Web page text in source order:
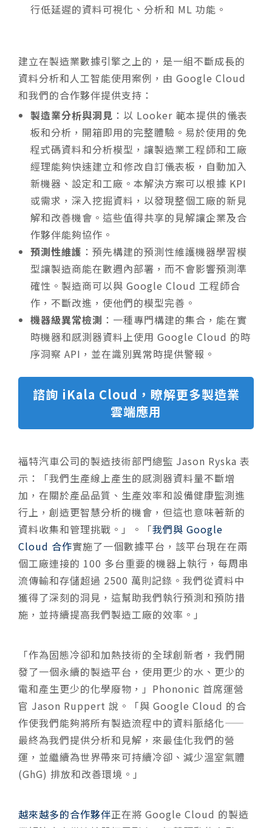
行低延遲的資料可視化、分析和 ML 功能。
建立在製造業數據引擎之上的，是一組不斷成長的
資料分析和人工智能使用案例，由 Google Cloud
和我們的合作夥伴提供支持：
製造業分析與洞見 ：以 Looker 範本提供的儀表
板和分析，開箱即用的完整體驗。易於使用的免
程式碼資料和分析模型，讓製造業工程師和工廠
經理能夠快速建立和修改自訂儀表板，自動加入
新機器、設定和工廠。本解決方案可以根據 KPI
或需求，深入挖掘資料，以發現整個工廠的新見
解和改善機會。這些值得共享的見解讓企業及合
作夥伴能夠協作。
預測性維護 ：預先構建的預測性維護機器學習模
型讓製造商能在數週內部署，而不會影響預測準
確性。製造商可以與 Google Cloud 工程師合
作，不斷改進，使他們的模型完善。
機器級異常檢測 ：一種專門構建的集合，能在實
時機器和感測器資料上使用 Google Cloud 的時
序洞察 API，並在識別異常時提供警報。
諮詢 iKala Cloud，瞭解更多製造業
雲端應用
福特汽車公司的製造技術部門總監 Jason Ryska 表
示：「我們生產線上產生的感測器資料量不斷增
加，在關於產品品質、生產效率和設備健康監測進
行上，創造更智慧分析的機會，但這也意味著新的
資料收集和管理挑戰。」。「我們與 Google
Cloud 合作實施了一個數據平台，該平台現在在兩
個工廠連接的 100 多台重要的機器上執行，每周串
流傳輸和存儲超過 2500 萬則記錄。我們從資料中
獲得了深刻的洞見，這幫助我們執行預測和預防措
施，並持續提高我們製造工廠的效率。」
「作為固態冷卻和加熱技術的全球創新者，我們開
發了一個永續的製造平台，使用更少的水、更少的
電和產生更少的化學廢物，」Phononic 首席運營
官 Jason Ruppert 說。「與 Google Cloud 的合
作使我們能夠將所有製造流程中的資料脈絡化——
最終為我們提供分析和見解，來最佳化我們的營
運，並繼續為世界帶來可持續冷卻、減少溫室氣體
(GhG) 排放和改善環境。」
越來越多的合作夥伴正在將 Google Cloud 的製造